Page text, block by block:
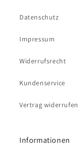
Datenschutz
Impressum
Widerrufsrecht
Kundenservice
Vertrag widerrufen
Informationen